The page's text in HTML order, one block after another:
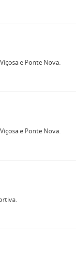
e Ponte Nova.
e Ponte Nova.